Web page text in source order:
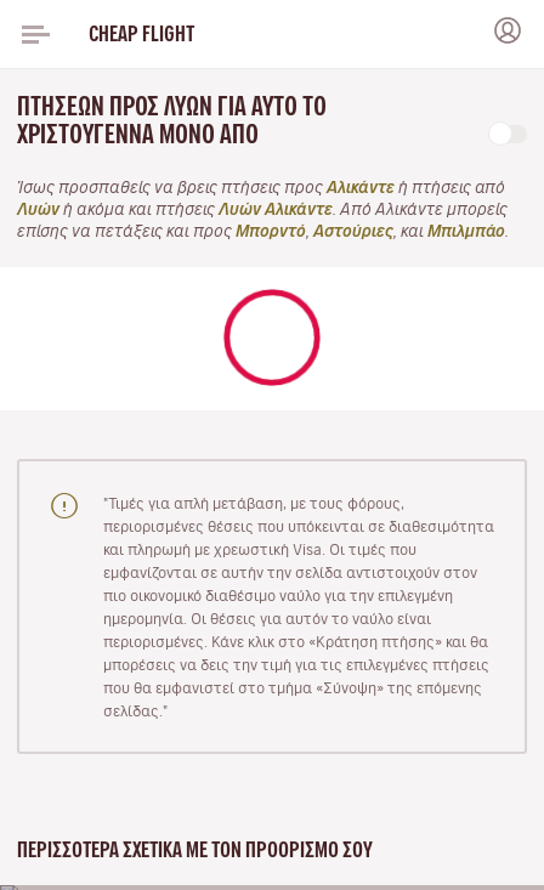
CHEAP FLIGHT
ΠΤΉΣΕΩΝ ΠΡΟΣ ΛΥΏΝ ΓΙΑ ΑΥΤΌ ΤΟ
ΧΡΙΣΤΟΎΓΕΝΝΑ ΜΌΝΟ ΑΠΌ
Ίσως προσπαθείς να βρεις πτήσεις προς Αλικάντε ή πτήσεις από
Λυώνή ακόμα και πτήσεις Λυών Αλικάντε . Από Αλικάντε μπορείς
επίσης να πετάξεις και προς Μπορντό Αστούριες , και Μπιλμπάο
"Τιμές για απλή μετάβαση, με τους φόρους,
περιορισμένες θέσεις που υπόκεινται σε διαθεσιμότητα
και πληρωμή με χρεωστική Visa. Οι τιμές που
εμφανίζονται σε αυτήν την σελίδα αντιστοιχούν στον
πιο οικονομικό διαθέσιμο ναύλο για την επιλεγμένη
ημερομηνία. Οι θέσεις για αυτόν το ναύλο είναι
περιορισμένες. Κάνε κλικ στο «Κράτηση πτήσης» και θα
μπορέσεις να δεις την τιμή για τις επιλεγμένες πτήσεις
που θα εμφανιστεί στο τμήμα «Σύνοψη» της επόμενης
σελίδας."
ΠΕΡΙΣΣΌΤΕΡΑ ΣΧΕΤΙΚΆ ΜΕ ΤΟΝ ΠΡΟΟΡΙΣΜΌ ΣΟΥ